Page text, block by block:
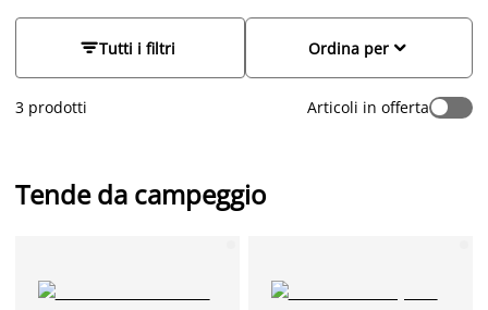
Tutti i filtri 
Ordina per
3 prodotti Articoli in offerta
Tende da campeggio